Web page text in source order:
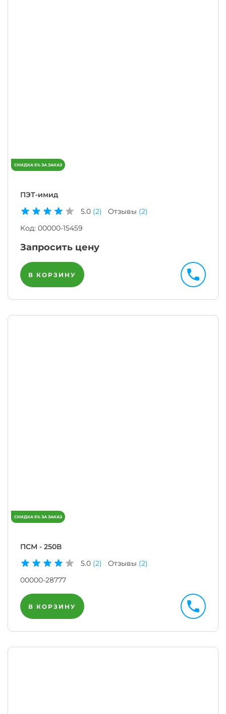
ПЭТ-имид
5.0 (2) Отзывы (2)
Код: 00000-15459
Запросить цену
В КОРЗИНУ
ПСМ - 250В
5.0 (2) Отзывы (2)
00000-28777
В КОРЗИНУ